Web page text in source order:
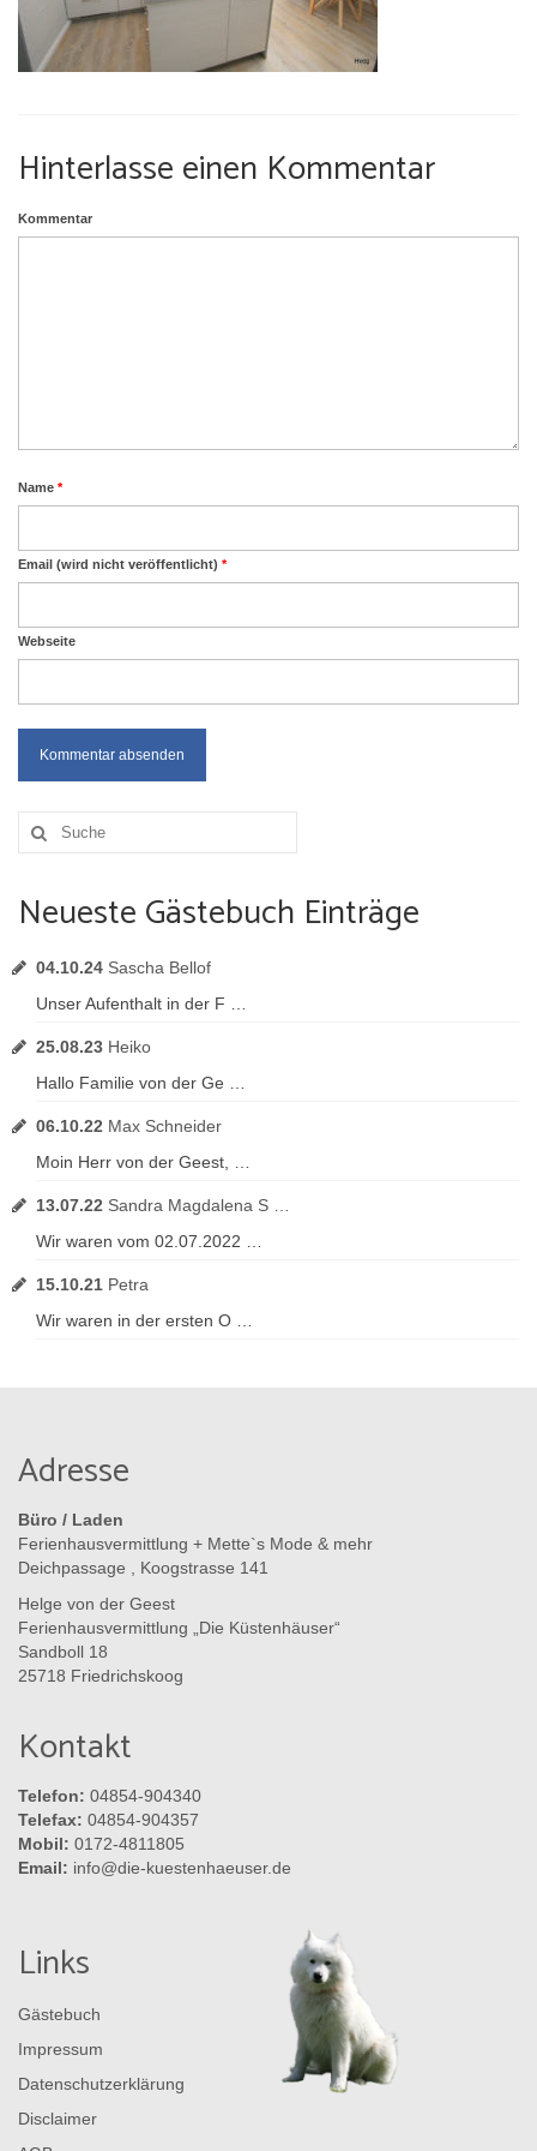
Umgebung
Hinterlasse einen Kommentar
Kommentar
Name *
Email (wird nicht veröffentlicht) *
Webseite
Suche
nach:
Neueste Gästebuch Einträge
04.10.24 Sascha Bellof
Unser Aufenthalt in der F …
25.08.23 Heiko
Hallo Familie von der Ge …
06.10.22 Max Schneider
Moin Herr von der Geest, …
13.07.22 Sandra Magdalena S …
Wir waren vom 02.07.2022 …
15.10.21 Petra
Wir waren in der ersten O …
Adresse
Büro / Laden
Ferienhausvermittlung + Mette`s Mode & mehr
Deichpassage , Koogstrasse 141
Helge von der Geest
Ferienhausvermittlung „Die Küstenhäuser“
Sandboll 18
25718 Friedrichskoog
Kontakt
Telefon: 04854-904340
Telefax: 04854-904357
Mobil: 0172-4811805
Email: info@die-kuestenhaeuser.de
Links
Gästebuch
Impressum
Datenschutzerklärung
Disclaimer